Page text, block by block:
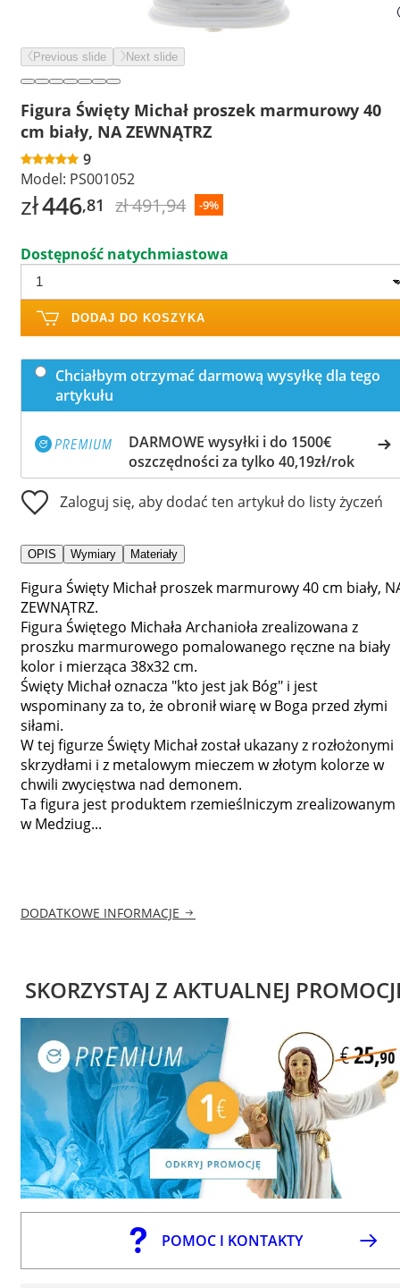
Previous slide Next slide
Figura Święty Michał proszek marmurowy 40
cm biały, NA ZEWNĄTRZ
9
Model: PS001052
zł446,81 zł 491,94 -9%
Dostępność natychmiastowa
DODAJ DO KOSZYKA
Chciałbym otrzymać darmową wysyłkę dla tego
artykułu
DARMOWE wysyłki i do 1500€
oszczędności za tylko 40,19zł/rok
Zaloguj się, aby dodać ten artykuł do listy życzeń
OPIS Wymiary Materiały
Figura Święty Michał proszek marmurowy 40 cm biały,
ZEWNĄTRZ.
Figura Świętego Michała Archanioła zrealizowana z
proszku marmurowego pomalowanego ręczne na biały
kolor i mierząca 38x32 cm.
Święty Michał oznacza "kto jest jak Bóg" i jest
wspominany za to, że obronił wiarę w Boga przed złymi
siłami.
W tej figurze Święty Michał został ukazany z rozłożonymi
skrzydłami i z metalowym mieczem w złotym kolorze w
chwili zwycięstwa nad demonem.
Ta figura jest produktem rzemieślniczym zrealizowanym
w Medziug...
DODATKOWE INFORMACJE
SKORZYSTAJ Z AKTUALNEJ
POMOC I KONTAKTY